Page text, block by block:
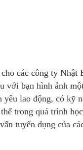
các công ty Nhật
với bạn hình ảnh
lao động, có kỹ
trong quá trình
tuyển dụng của